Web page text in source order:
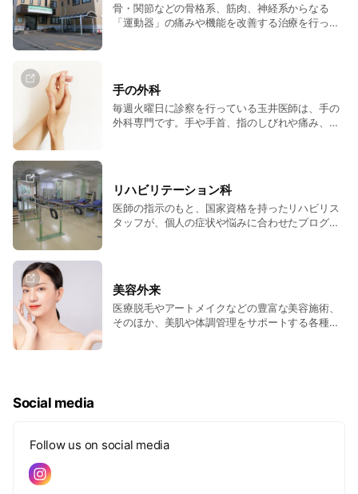
骨・関節などの骨格系、筋肉、神経系からなる
「運動器」の痛みや機能を改善する治療を行って
手の外科
毎週火曜日に診察を行っている玉井医師は、手の
外科専門です。手や手首、指のしびれや痛み、腱
リハビリテーション科
医師の指示のもと、国家資格を持ったリハビリス
タッフが、個人の症状や悩みに合わせたプログラ
美容外来
医療脱毛やアートメイクなどの豊富な美容施術、
そのほか、美肌や体調管理をサポートする各種注
Social media
Follow us on social media